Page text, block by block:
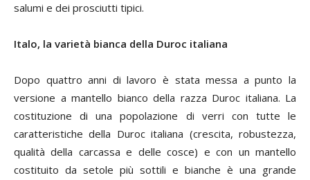
salumi e dei prosciutti tipici.
Italo, la varietà bianca della Duroc italiana
Dopo quattro anni di lavoro è stata messa a punto la
versione a mantello bianco della razza Duroc italiana. La
costituzione di una popolazione di verri con tutte le
caratteristiche della Duroc italiana (crescita, robustezza,
qualità della carcassa e delle cosce) e con un mantello
costituito da setole più sottili e bianche è una grande